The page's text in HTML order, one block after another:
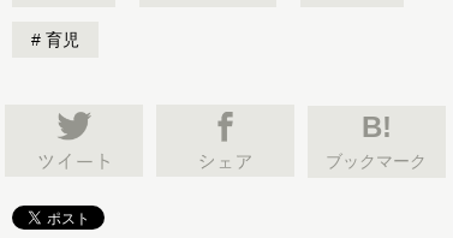
育児
B!
ブックマーク